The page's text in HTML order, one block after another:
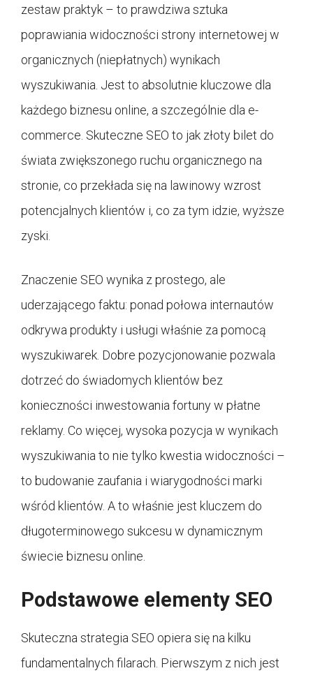
zestaw praktyk – to prawdziwa sztuka
poprawiania widoczności strony internetowej w
organicznych (niepłatnych) wynikach
wyszukiwania. Jest to absolutnie kluczowe dla
każdego biznesu online, a szczególnie dla e-
commerce. Skuteczne SEO to jak złoty bilet do
świata zwiększonego ruchu organicznego na
stronie, co przekłada się na lawinowy wzrost
potencjalnych klientów i, co za tym idzie, wyższe
zyski.
Znaczenie SEO wynika z prostego, ale
uderzającego faktu: ponad połowa internautów
odkrywa produkty i usługi właśnie za pomocą
wyszukiwarek. Dobre pozycjonowanie pozwala
dotrzeć do świadomych klientów bez
konieczności inwestowania fortuny w płatne
reklamy. Co więcej, wysoka pozycja w wynikach
wyszukiwania to nie tylko kwestia widoczności –
to budowanie zaufania i wiarygodności marki
wśród klientów. A to właśnie jest kluczem do
długoterminowego sukcesu w dynamicznym
świecie biznesu online.
Podstawowe elementy SEO
Skuteczna strategia SEO opiera się na kilku
fundamentalnych filarach. Pierwszym z nich jest